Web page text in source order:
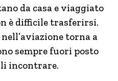
da casa e viaggiato
è difficile trasferirsi.
torna a
sempre fuori posto
incontrare.